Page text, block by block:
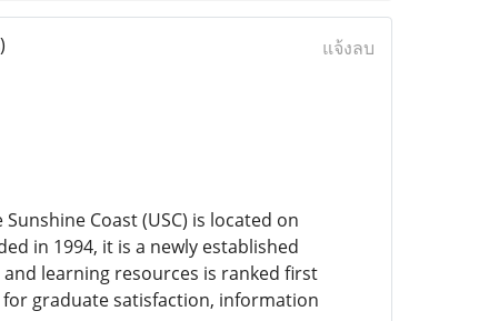
แจ้งลบ
Coast (USC) is located on
in 1994, it is a newly established
learning resources is ranked first
graduate satisfaction, information